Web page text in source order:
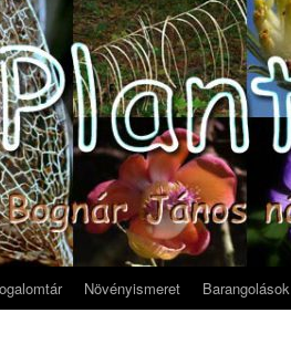
Növényismeret Barangolások